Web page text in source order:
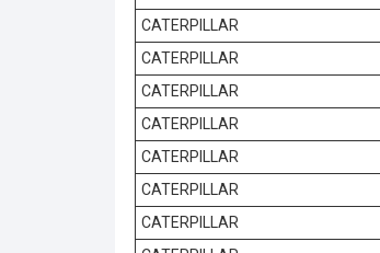
CATERPILLAR
CATERPILLAR
CATERPILLAR
CATERPILLAR
CATERPILLAR
CATERPILLAR
CATERPILLAR